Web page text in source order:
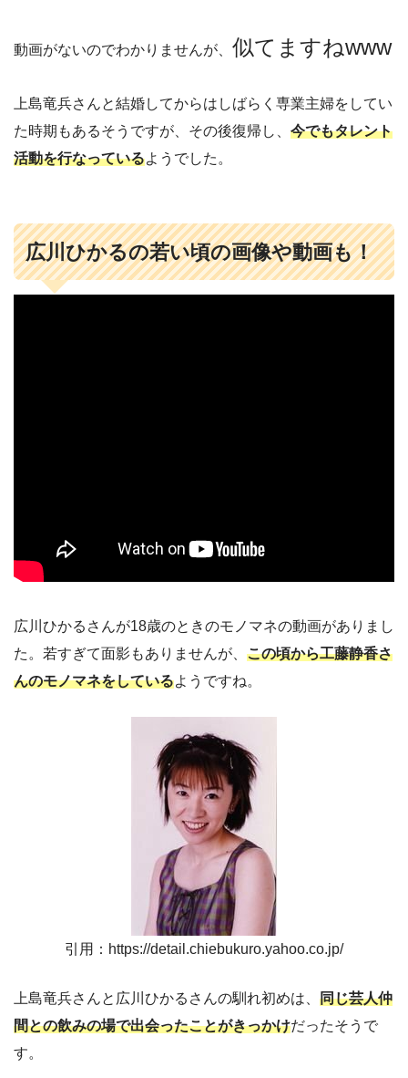
動画がないのでわかりませんが、 似てますねwww
上島竜兵さんと結婚してからはしばらく専業主婦をしてい
た時期もあるそうですが、その後復帰し、 今でもタレント
活動を行なっているようでした。
広川ひかるの若い頃の画像や動画も！
広川ひかるさんが18歳のときのモノマネの動画がありまし
た。若すぎて面影もありませんが、 この頃から工藤静香さ
んのモノマネをしているようですね。
引用：https://detail.chiebukuro.yahoo.co.jp/
上島竜兵さんと広川ひかるさんの馴れ初めは、 同じ芸人仲
間との飲みの場で出会ったことがきっかけだったそうで
す。